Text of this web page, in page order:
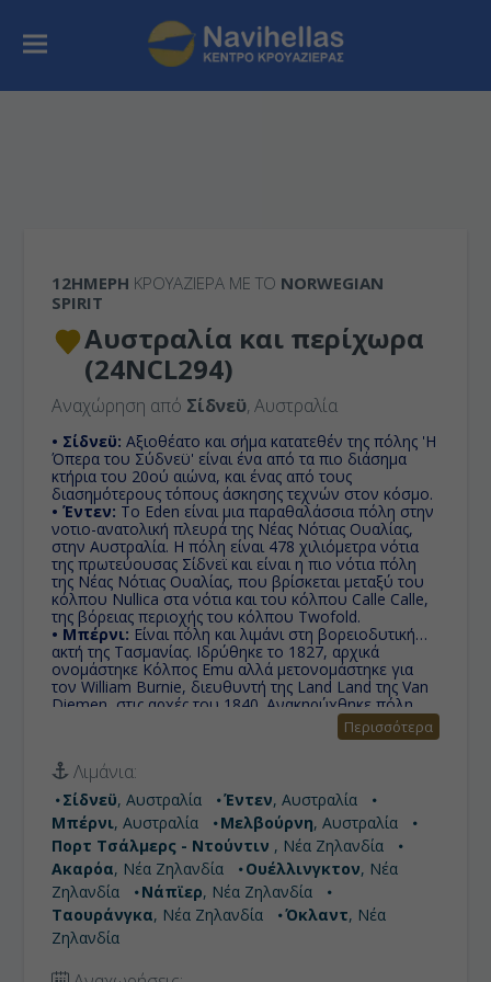
12ΉΜΕΡΗ ΚΡΟΥΑΖΙΕΡΑ ΜΕ ΤΟ NORWEGIAN
SPIRIT
Αυστραλία και περίχωρα
(24NCL294)
Αναχώρηση από Σίδνεϋ, Αυστραλία
• Σίδνεϋ: Αξιοθέατο και σήμα κατατεθέν της πόλης 'Η
Όπερα του Σύδνεϋ' είναι ένα από τα πιο διάσημα
κτήρια του 20ού αιώνα, και ένας από τους
διασημότερους τόπους άσκησης τεχνών στον κόσμο.
• Έντεν: Το Eden είναι μια παραθαλάσσια πόλη στην
νοτιο-ανατολική πλευρά της Νέας Νότιας Ουαλίας,
στην Αυστραλία. Η πόλη είναι 478 χιλιόμετρα νότια
της πρωτεύουσας Σίδνεϊ και είναι η πιο νότια πόλη
της Νέας Νότιας Ουαλίας, που βρίσκεται μεταξύ του
κόλπου Nullica στα νότια και του κόλπου Calle Calle,
της βόρειας περιοχής του κόλπου Twofold.
• Μπέρνι: Είναι πόλη και λιμάνι στη βορειοδυτική
ακτή της Τασμανίας. Ιδρύθηκε το 1827, αρχικά
ονομάστηκε Κόλπος Emu αλλά μετονομάστηκε για
τον William Burnie, διευθυντή της Land Land της Van
Diemen, στις αρχές του 1840. Ανακηρύχθηκε πόλη
από την Βασίλισσα Ελισάβετ στις 26 Απριλίου 1988.
Η Μελβούρνη είναι η δεύτερη σε
μέγεθος πόλη της Αυστραλίας μετά το Σίδνει και
αποτελεί την τρίτη μεγαλύτερη ελληνική πόλη μετά
την Αθήνα και τη Θεσσαλονίκη.
• Πορτ Τσάλμερς - Ντούντιν :Port Chalmers είναι
ένα προάστιο και το κύριο λιμάνι της πόλης Dunedin,
στη Νέα Ζηλανδία, με πληθυσμό 3.000. Port
Chalmers βρίσκεται δέκα χιλιόμετρα από το Otago
Harbour και περίπου 15 χιλιόμετρα βορειοανατολικά
από το κέντρο της πόλης του Dunedin.
• Ακαρόα:Ιστορικός γαλλικός και βρετανικός
οικισμός και βρίσκεται στην καρδιά ενός αρχαίου
ηφαιστείου. Χαλαρώστε και πάρτε μέρος σε πολλές
δραστηριότητες και εξερευνήστε τους όρμους της
Περισσότερα
Λιμάνια:
Σίδνεϋ, Αυστραλία Έντεν, Αυστραλία
Μπέρνι, Αυστραλία Μελβούρνη, Αυστραλία
Πορτ Τσάλμερς - Ντούντιν , Νέα Ζηλανδία
Ακαρόα, Νέα Ζηλανδία Ουέλλινγκτον, Νέα
Ζηλανδία
Νάπϊερ, Νέα Ζηλανδία
Ταουράνγκα, Νέα Ζηλανδία Όκλαντ, Νέα
Ζηλανδία